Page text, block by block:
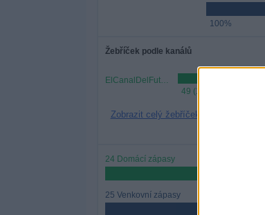
100%
Žebříček podle kanálů
ElCanalDelFutbol.com
49 (100%)
Zobrazit celý žebříček
24 Domácí zápasy
25 Venkovní zápasy